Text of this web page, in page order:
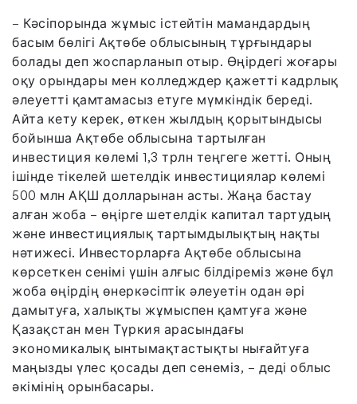
– Кәсіпорында жұмыс істейтін мамандардың
басым бөлігі Ақтөбе облысының тұрғындары
болады деп жоспарланып отыр. Өңірдегі жоғары
оқу орындары мен колледждер қажетті кадрлық
әлеуетті қамтамасыз етуге мүмкіндік береді.
Айта кету керек, өткен жылдың қорытындысы
бойынша Ақтөбе облысына тартылған
инвестиция көлемі 1,3 трлн теңгеге жетті. Оның
ішінде тікелей шетелдік инвестициялар көлемі
500 млн АҚШ долларынан асты. Жаңа бастау
алған жоба – өңірге шетелдік капитал тартудың
және инвестициялық тартымдылықтың нақты
нәтижесі. Инвесторларға Ақтөбе облысына
көрсеткен сенімі үшін алғыс білдіреміз және бұл
жоба өңірдің өнеркәсіптік әлеуетін одан әрі
дамытуға, халықты жұмыспен қамтуға және
Қазақстан мен Түркия арасындағы
экономикалық ынтымақтастықты нығайтуға
маңызды үлес қосады деп сенеміз, – деді облыс
әкімінің орынбасары.